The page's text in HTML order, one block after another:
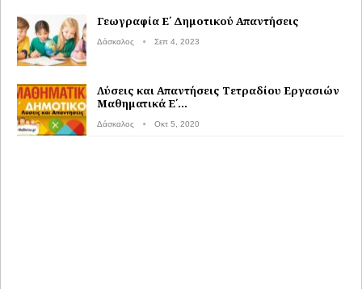
Γεωγραφία Ε΄ Δημοτικού Απαντήσεις
Δάσκαλος Σεπ 4, 2023
Λύσεις και Απαντήσεις Τετραδίου Εργασιών
Μαθηματικά Ε΄…
Δάσκαλος Οκτ 5, 2020